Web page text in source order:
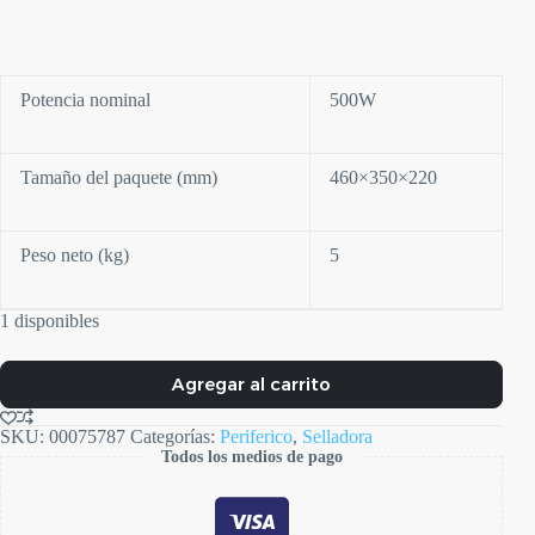
Potencia nominal 500W
Tamaño del paquete (mm) 460×350×220
Peso neto (kg) 5
1 disponibles
Agregar al carrito
SKU: 00075787 Categorías: Periferico, Selladora
Todos los medios de pago